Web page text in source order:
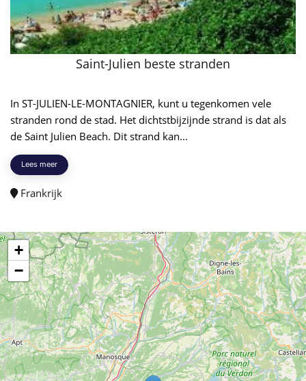
Saint-Julien beste stranden
In ST-JULIEN-LE-MONTAGNIER, kunt u tegenkomen vele
stranden rond de stad. Het dichtstbijzijnde strand is dat als
de Saint Julien Beach. Dit strand kan...
Lees meer
Frankrijk
+
−